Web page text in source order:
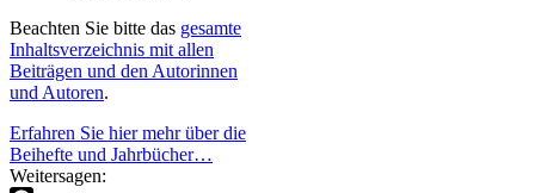
Beachten Sie bitte das gesamte
Inhaltsverzeichnis mit allen
Beiträgen und den Autorinnen
und Autoren.
Erfahren Sie hier mehr über die
Beihefte und Jahrbücher…
Weitersagen: